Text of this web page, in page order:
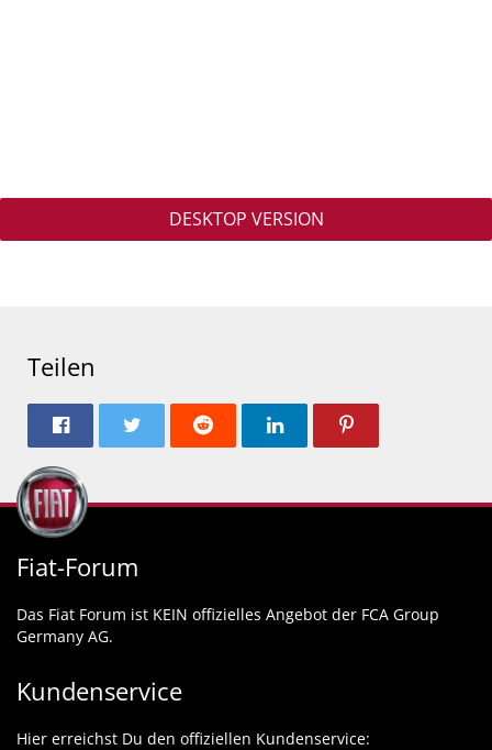
DESKTOP VERSION
Teilen
Fiat-Forum
Das Fiat Forum ist KEIN offizielles Angebot der FCA Group
Germany AG.
Kundenservice
Hier erreichst Du den offiziellen Kundenservice: